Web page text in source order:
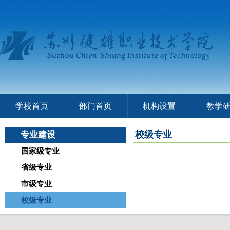
学校首页 部门首页 机构设置 教学
专业建设
国家级专业
省级专业
市级专业
校级专业
校级专业